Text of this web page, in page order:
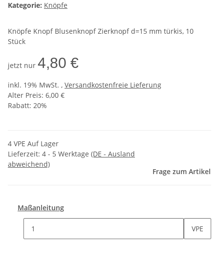
Kategorie: Knöpfe
Knöpfe Knopf Blusenknopf Zierknopf d=15 mm türkis, 10
Stück
jetzt nur 4,80 €
inkl. 19% MwSt. , Versandkostenfreie Lieferung
Alter Preis: 6,00 €
Rabatt: 20%
4 VPE Auf Lager
Lieferzeit: 4 - 5 Werktage (DE - Ausland
abweichend)
Frage zum Artikel
Maßanleitung
VPE